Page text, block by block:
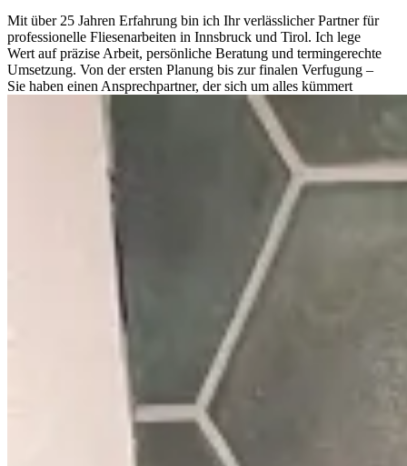
Mit über 25 Jahren Erfahrung bin ich Ihr verlässlicher Partner für
professionelle Fliesenarbeiten in Innsbruck und Tirol. Ich lege
Wert auf präzise Arbeit, persönliche Beratung und termingerechte
Umsetzung. Von der ersten Planung bis zur finalen Verfugung –
Sie haben einen Ansprechpartner, der sich um alles kümmert